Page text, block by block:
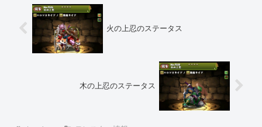
火の上忍のステータス
木の上忍のステータス